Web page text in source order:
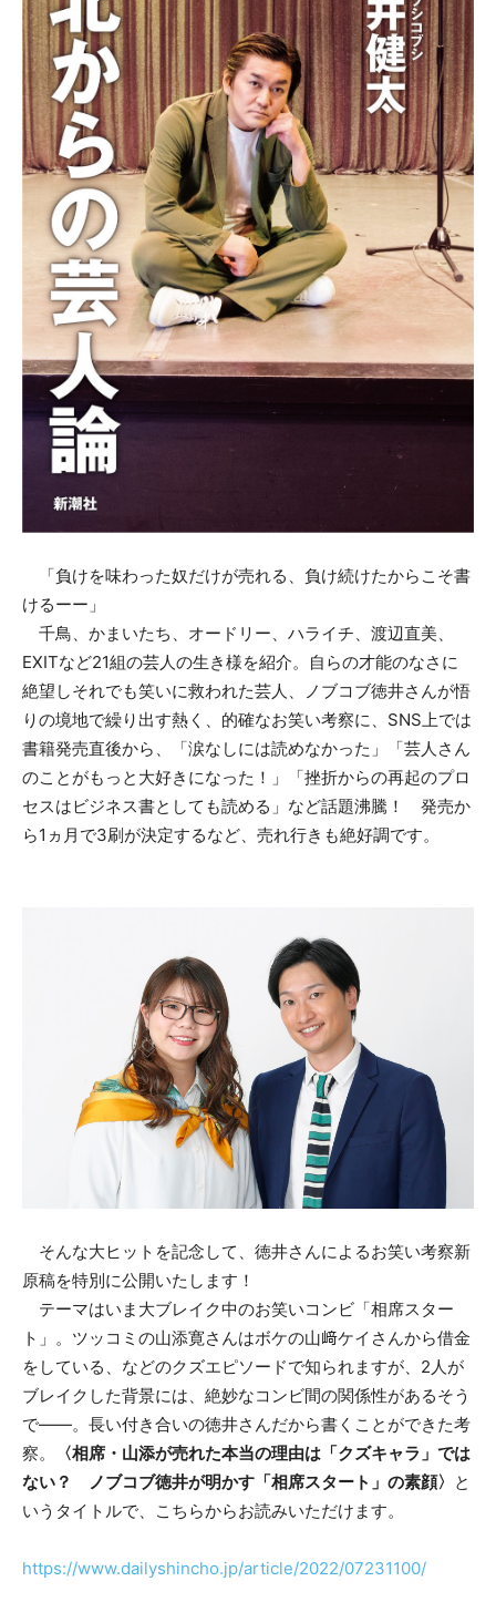
「負けを味わった奴だけが売れる、負け続けたからこそ書
けるーー」
千鳥、かまいたち、オードリー、ハライチ、渡辺直美、
EXITなど21組の芸人の生き様を紹介。自らの才能のなさに
絶望しそれでも笑いに救われた芸人、ノブコブ徳井さんが悟
りの境地で繰り出す熱く、的確なお笑い考察に、SNS上では
書籍発売直後から、「涙なしには読めなかった」「芸人さん
のことがもっと大好きになった！」「挫折からの再起のプロ
セスはビジネス書としても読める」など話題沸騰！ 発売か
ら1ヵ月で3刷が決定するなど、売れ行きも絶好調です。
そんな大ヒットを記念して、徳井さんによるお笑い考察新
原稿を特別に公開いたします！
テーマはいま大ブレイク中のお笑いコンビ「相席スター
ト」。ツッコミの山添寛さんはボケの山﨑ケイさんから借金
をしている、などのクズエピソードで知られますが、2人が
ブレイクした背景には、絶妙なコンビ間の関係性があるそう
で――。長い付き合いの徳井さんだから書くことができた考
察。
〈相席・山添が売れた本当の理由は「クズキャラ」では
ない？ ノブコブ徳井が明かす「相席スタート」の素顔〉 と
いうタイトルで、こちらからお読みいただけます。
https://www.dailyshincho.jp/article/2022/07231100/